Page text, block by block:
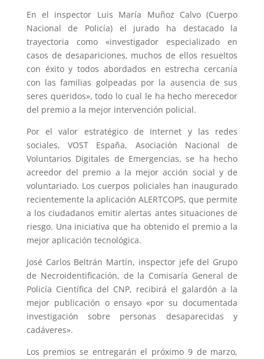
En el inspector Luis María Muñoz Calvo(Cuerpo
Nacional de Policía) el jurado ha destacado la
trayectoria como «investigador especializado en
casos de desapariciones, muchos de ellos resueltos
con éxito y todos abordados en estrecha cercanía
con las familias golpeadas por la ausencia de sus
seres queridos», todo lo cual le ha hecho merecedor
del premio a la mejor intervención policial.
Por el valor estratégico de Internet y las redes
sociales,VOST España, Asociación Nacional de
Voluntarios Digitales de Emergencias, se ha hecho
acreedor del premio a la mejor acción social y de
voluntariado. Los cuerpos policiales han inaugurado
recientemente la aplicación ALERTCOPS, que permite
a los ciudadanos emitir alertas antes situaciones de
riesgo. Una iniciativa que ha obtenido el premio a la
mejor aplicación tecnológica.
José Carlos Beltrán Martín, inspector jefe del Grupo
de Necroidentificación, de la Comisaría General de
Policía Científica del CNP, recibirá el galardón a la
mejor publicación o ensayo «por su documentada
investigación sobre personas desaparecidas y
cadáveres».
Los premios se entregarán el próximo 9 de marzo,